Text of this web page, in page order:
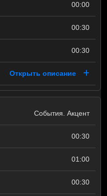
00:00
00:30
00:30
Открыть описание
События. Акцент
00:30
01:00
00:30